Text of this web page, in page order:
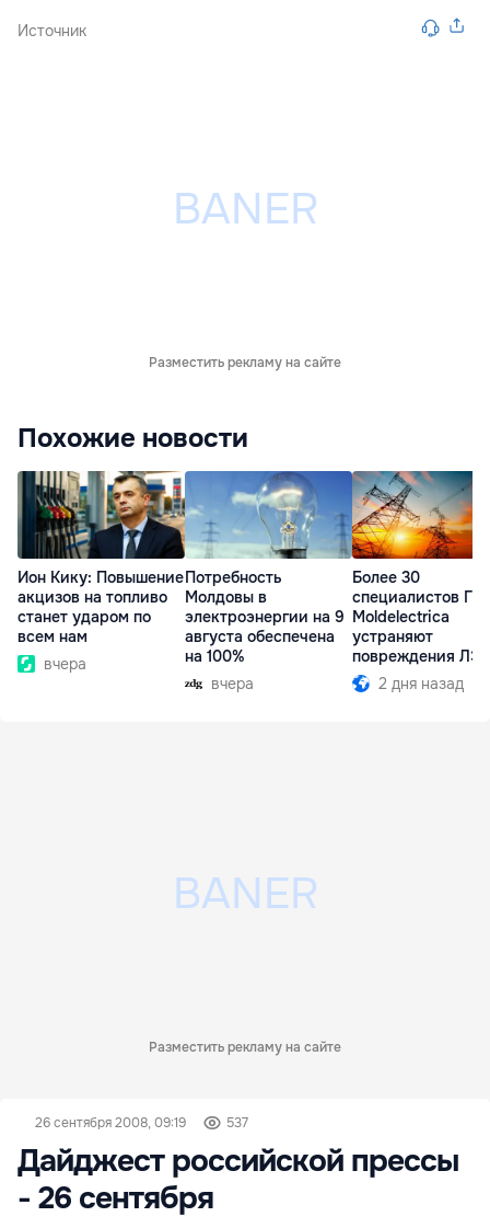
Источник
Разместить рекламу на сайте
Похожие новости
Ион Кику: Повышение
акцизов на топливо
станет ударом по
всем нам
вчера
Потребность
Молдовы в
электроэнергии на 9
августа обеспечена
на 100%
вчера
Более 30
специалистов ГП
Moldelectrica
устраняют
повреждения
Бельцы-
2 дня назад
Разместить рекламу на сайте
26 сентября 2008, 09:19 537
Дайджест российской прессы
- 26 сентября